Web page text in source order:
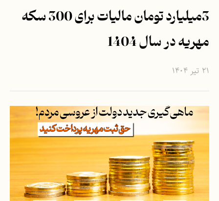
3میلیارد تومان مالیات برای 300 سکه
مهریه در سال 1404
۲۱ تیر ۱۴۰۴